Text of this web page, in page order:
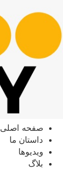
محتوا
صفحه اصلی
داستان ما
ویدیوها
بلاگ